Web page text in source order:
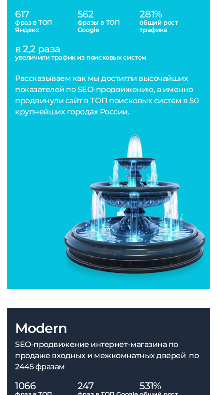
617
фраз в ТОП
Яндекс
562
фразы в ТОП
Google
281%
общий рост
трафика
в 2,2 раза
увеличили трафик из поисковых систем
Рассказываем как мы достигли высочайших
показателей по SEO-продвижению, а именно
продвинули сайт в ТОП поисковых систем в 50
крупнейших городах России.
Modern
SEO-продвижение интернет-магазина по
продаже входных и межкомнатных дверей по
2445 фразам
1066 247 531%